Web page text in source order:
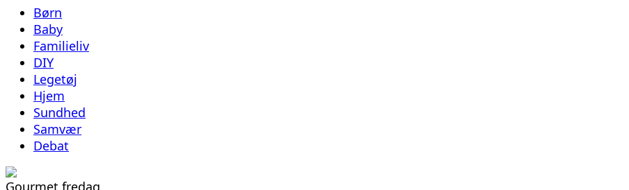
Børn
Baby
Familieliv
DIY
Legetøj
Hjem
Sundhed
Samvær
Debat